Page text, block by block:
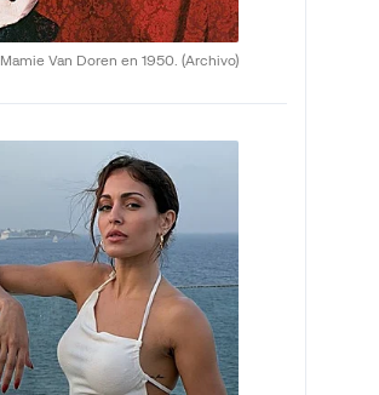
Mamie Van Doren en 1950. (Archivo)